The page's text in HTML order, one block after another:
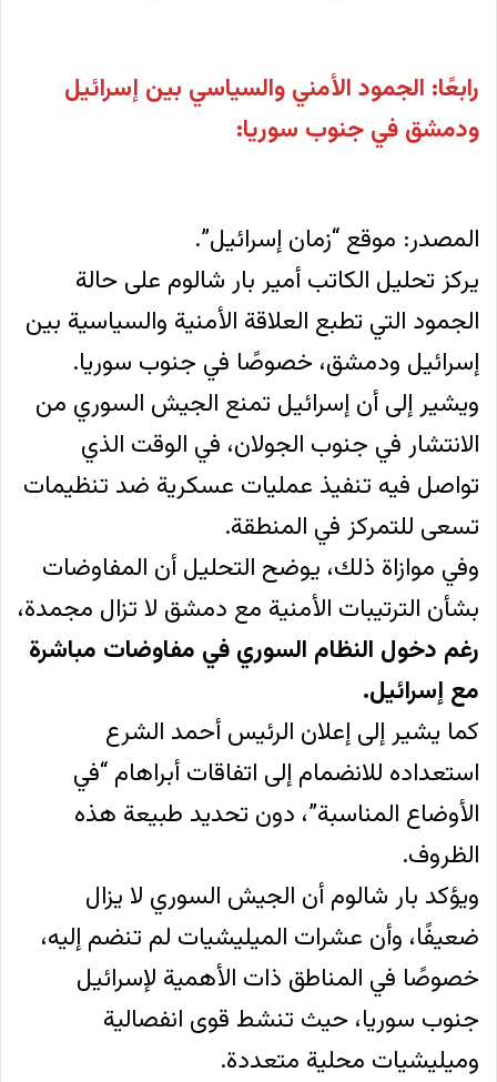
رابعًا: الجمود الأمني والسياسي بين إسرائيل
ودمشق في جنوب سوريا:
المصدر: موقع “زمان إسرائيل”.
يركز تحليل الكاتب أمير بار شالوم على حالة
الجمود التي تطبع العلاقة الأمنية والسياسية بين
إسرائيل ودمشق، خصوصًا في جنوب سوريا.
ويشير إلى أن إسرائيل تمنع الجيش السوري من
الانتشار في جنوب الجولان، في الوقت الذي
تواصل فيه تنفيذ عمليات عسكرية ضد تنظيمات
تسعى للتمركز في المنطقة.
وفي موازاة ذلك، يوضح التحليل أن المفاوضات
بشأن الترتيبات الأمنية مع دمشق لا تزال مجمدة،
رغم دخول النظام السوري في مفاوضات مباشرة
مع إسرائيل.
كما يشير إلى إعلان الرئيس أحمد الشرع
استعداده للانضمام إلى اتفاقات أبراهام “في
الأوضاع المناسبة”، دون تحديد طبيعة هذه
الظروف.
ويؤكد بار شالوم أن الجيش السوري لا يزال
ضعيفًا، وأن عشرات الميليشيات لم تنضم إليه،
خصوصًا في المناطق ذات الأهمية لإسرائيل
جنوب سوريا، حيث تنشط قوى انفصالية
وميليشيات محلية متعددة.